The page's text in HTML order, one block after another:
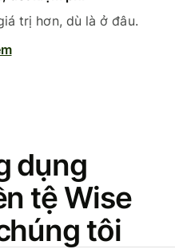
trị hơn, dù là ở đâu.
dụng
tệ Wise
tôi